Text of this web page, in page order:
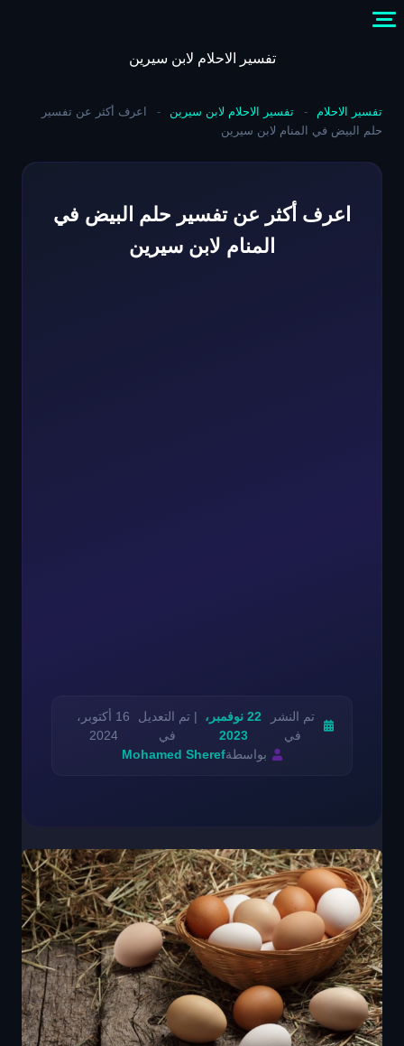
content
تفسير الاحلام لابن سيرين
تفسير الاحلام - تفسير الاحلام لابن سيرين -
اعرف أكثر عن تفسير
حلم البيض في المنام لابن سيرين
اعرف أكثر عن تفسير حلم البيض في
المنام لابن سيرين
تم النشر
في
22 نوفمبر،
2023
| تم التعديل
في
16 أكتوبر،
2024
بواسطةMohamed Sheref